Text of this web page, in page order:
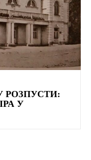
РОЗПУСТИ:
У